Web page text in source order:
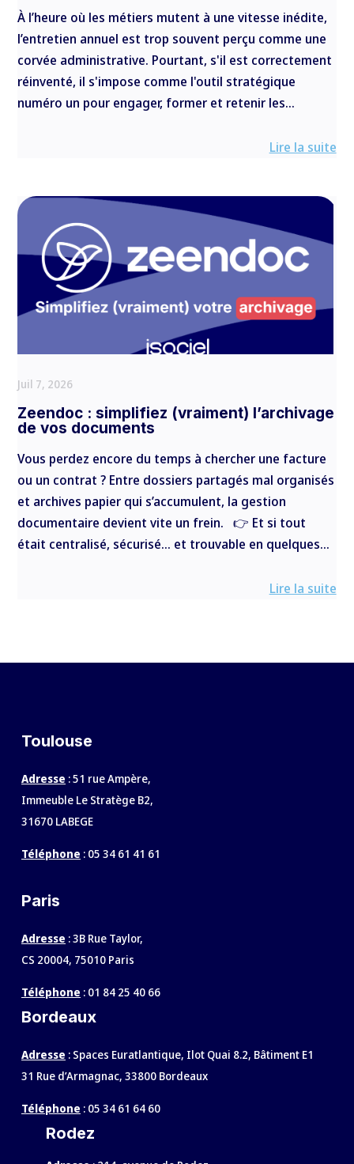
À l’heure où les métiers mutent à une vitesse inédite,
l’entretien annuel est trop souvent perçu comme une
corvée administrative. Pourtant, s'il est correctement
réinventé, il s'impose comme l'outil stratégique
numéro un pour engager, former et retenir les...
Lire la suite
Zeendoc : simplifiez (vraiment) l’archivage
de vos documents
Juil 7, 2026
Vous perdez encore du temps à chercher une facture
ou un contrat ? Entre dossiers partagés mal organisés
et archives papier qui s’accumulent, la gestion
documentaire devient vite un frein. 👉 Et si tout
était centralisé, sécurisé… et trouvable en quelques...
Lire la suite
Toulouse
Adresse : 51 rue Ampère,
Immeuble Le Stratège B2,
31670 LABEGE
Téléphone : 05 34 61 41 61
Paris
Adresse : 3B Rue Taylor,
CS 20004, 75010 Paris
Téléphone : 01 84 25 40 66
Bordeaux
Adresse : Spaces Euratlantique, Ilot Quai 8.2, Bâtiment E1
31 Rue d’Armagnac, 33800 Bordeaux
Téléphone : 05 34 61 64 60
Rodez